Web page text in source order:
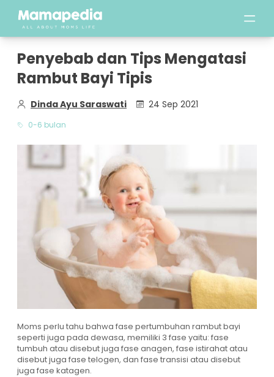
Penyebab dan Tips Mengatasi
Rambut Bayi Tipis
Dinda Ayu Saraswati 24 Sep 2021
0-6 bulan
Moms perlu tahu bahwa fase pertumbuhan rambut bayi
seperti juga pada dewasa, memiliki 3 fase yaitu: fase
tumbuh atau disebut juga fase anagen, fase istirahat atau
disebut juga fase telogen, dan fase transisi atau disebut
juga fase katagen.